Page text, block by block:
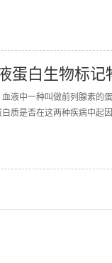
蛋白生物标
液中一种叫做前列腺素的
质是否在这两种疾病中起